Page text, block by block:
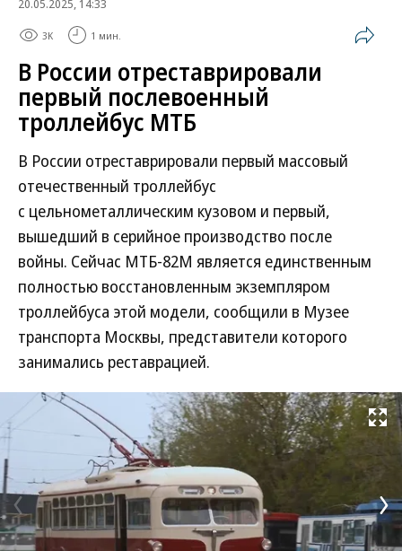
20.05.2025, 14:33
3K 1 мин.
В России отреставрировали
первый послевоенный
троллейбус МТБ
В России отреставрировали первый массовый
отечественный троллейбус
с цельнометаллическим кузовом и первый,
вышедший в серийное производство после
войны. Сейчас МТБ-82М является единственным
полностью восстановленным экземпляром
троллейбуса этой модели, сообщили в Музее
транспорта Москвы, представители которого
занимались реставрацией.
Развернуть